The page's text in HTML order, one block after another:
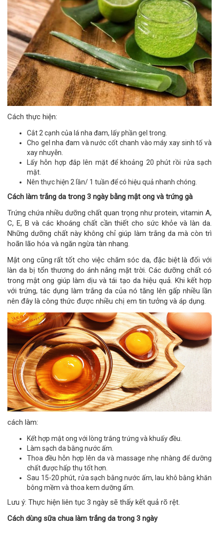
Cách thực hiện:
Cắt 2 cạnh của lá nha đam, lấy phần gel trong.
Cho gel nha đam và nước cốt chanh vào máy xay sinh tố và
xay nhuyễn.
Lấy hỗn hợp đắp lên mặt để khoảng 20 phút rồi rửa sạch
mặt.
Nên thực hiện 2 lần/ 1 tuần để có hiệu quả nhanh chóng.
Cách làm trắng da trong 3 ngày bằng mật ong và trứng gà
Trứng chứa nhiều dưỡng chất quan trọng như protein, vitamin A,
C, E, B và các khoáng chất cần thiết cho sức khỏe và làn da.
Những dưỡng chất này không chỉ giúp làm trắng da mà còn trì
hoãn lão hóa và ngăn ngừa tàn nhang.
Mật ong cũng rất tốt cho việc chăm sóc da, đặc biệt là đối với
làn da bị tổn thương do ánh nắng mặt trời. Các dưỡng chất có
trong mật ong giúp làm dịu và tái tạo da hiệu quả. Khi kết hợp
với trứng, tác dụng làm trắng da của nó tăng lên gấp nhiều lần
nên đây là công thức được nhiều chị em tin tưởng và áp dụng.
cách làm:
Kết hợp mật ong với lòng trắng trứng và khuấy đều.
Làm sạch da bằng nước ấm.
Thoa đều hỗn hợp lên da và massage nhẹ nhàng để dưỡng
chất được hấp thụ tốt hơn.
Sau 15-20 phút, rửa sạch bằng nước ấm, lau khô bằng khăn
bông mềm và thoa kem dưỡng ẩm.
Lưu ý: Thực hiện liên tục 3 ngày sẽ thấy kết quả rõ rệt.
Cách dùng sữa chua làm trắng da trong 3 ngày